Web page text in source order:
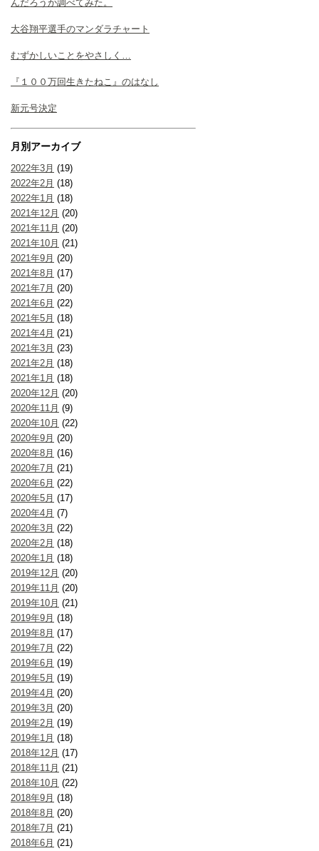
んだろうか調べてみた。
大谷翔平選手のマンダラチャート
むずかしいことをやさしく…
『１００万回生きたねこ』のはなし
新元号決定
月別アーカイブ
2022年3月 (19)
2022年2月 (18)
2022年1月 (18)
2021年12月 (20)
2021年11月 (20)
2021年10月 (21)
2021年9月 (20)
2021年8月 (17)
2021年7月 (20)
2021年6月 (22)
2021年5月 (18)
2021年4月 (21)
2021年3月 (23)
2021年2月 (18)
2021年1月 (18)
2020年12月 (20)
2020年11月 (9)
2020年10月 (22)
2020年9月 (20)
2020年8月 (16)
2020年7月 (21)
2020年6月 (22)
2020年5月 (17)
2020年4月 (7)
2020年3月 (22)
2020年2月 (18)
2020年1月 (18)
2019年12月 (20)
2019年11月 (20)
2019年10月 (21)
2019年9月 (18)
2019年8月 (17)
2019年7月 (22)
2019年6月 (19)
2019年5月 (19)
2019年4月 (20)
2019年3月 (20)
2019年2月 (19)
2019年1月 (18)
2018年12月 (17)
2018年11月 (21)
2018年10月 (22)
2018年9月 (18)
2018年8月 (20)
2018年7月 (21)
2018年6月 (21)